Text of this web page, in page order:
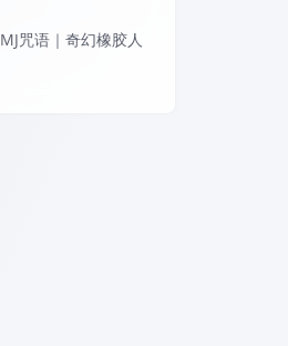
MJ咒语｜奇幻橡胶人